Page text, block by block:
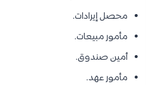
محصل إيرادات.
مأمور مبيعات.
أمين صندوق.
مأمور عهد.